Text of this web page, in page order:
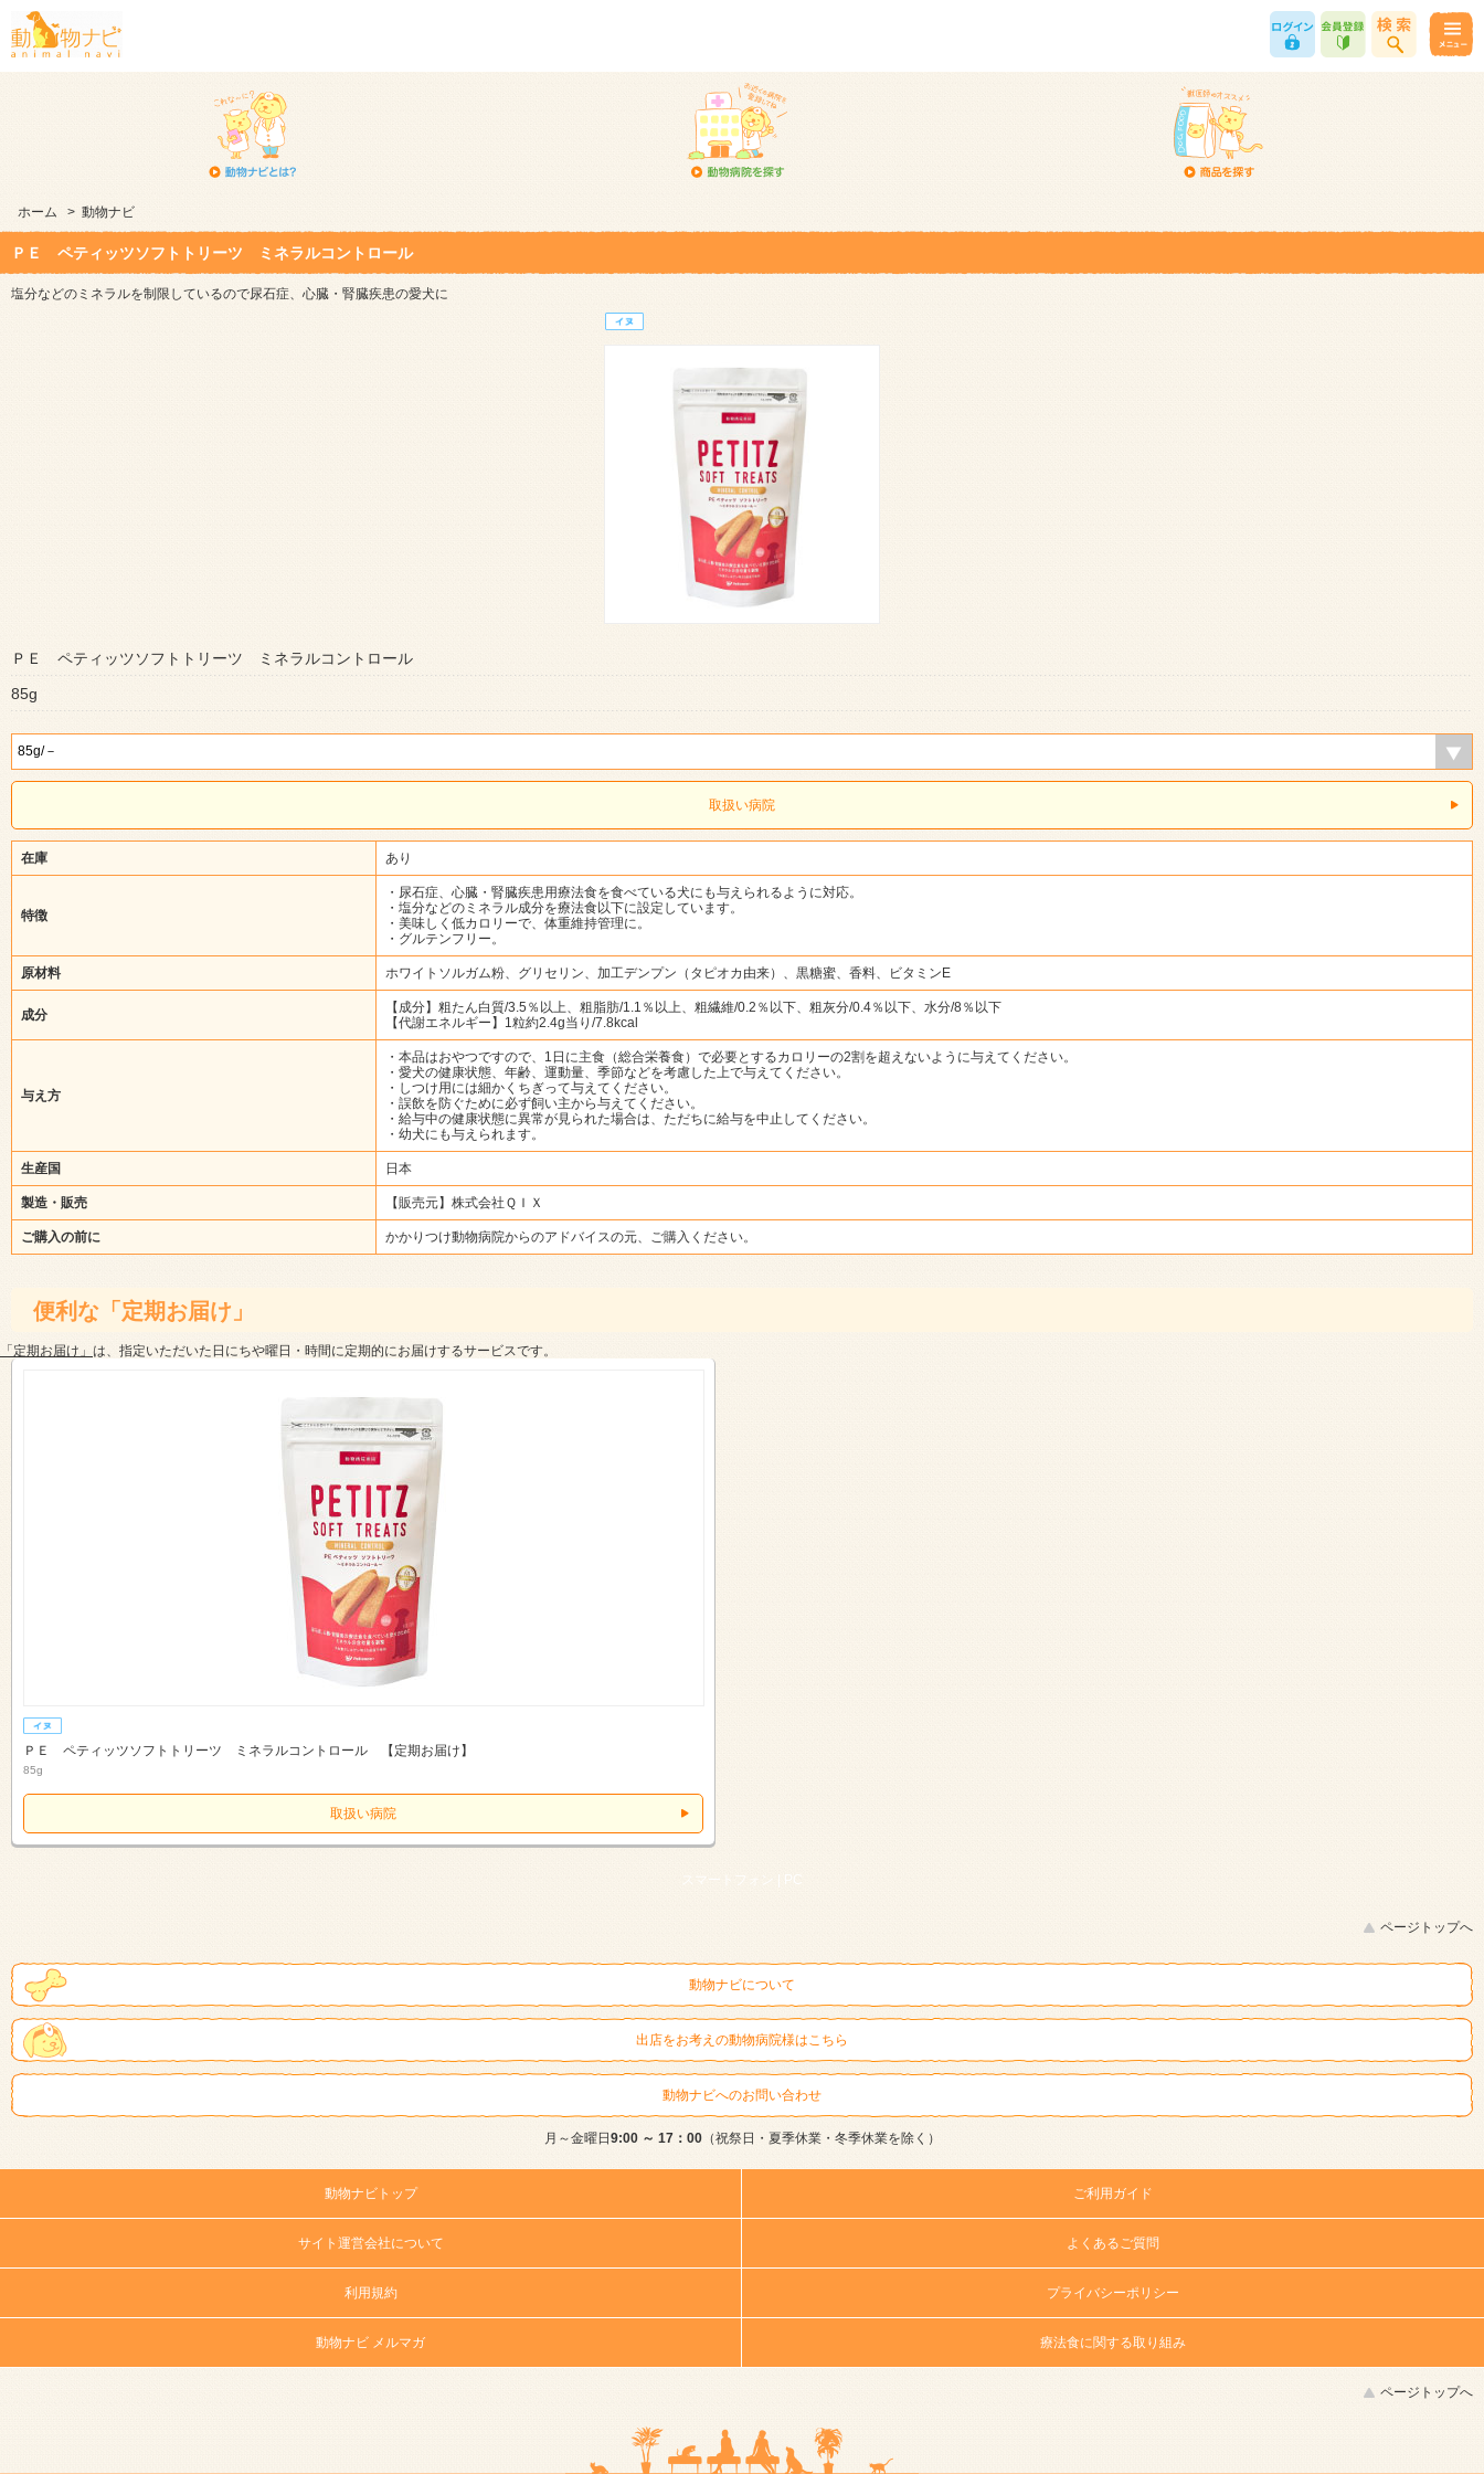
ホーム > 動物ナビ
ＰＥ ペティッツソフトトリーツ ミネラルコントロール
塩分などのミネラルを制限しているので尿石症、心臓・腎臓疾患の愛犬に
ＰＥ ペティッツソフトトリーツ ミネラルコントロール
85g
取扱い病院
在庫 あり
特徴
・尿石症、心臓・腎臓疾患用療法食を食べている犬にも与えられるように対応。
・塩分などのミネラル成分を療法食以下に設定しています。
・美味しく低カロリーで、体重維持管理に。
・グルテンフリー。
原材料 ホワイトソルガム粉、グリセリン、加工デンプン（タピオカ由来）、黒糖蜜、香料、ビタミンE
成分
【成分】粗たん白質/3.5％以上、粗脂肪/1.1％以上、粗繊維/0.2％以下、粗灰分/0.4％以下、水分/8％以下
【代謝エネルギー】1粒約2.4g当り/7.8kcal
与え方
・本品はおやつですので、1日に主食（総合栄養食）で必要とするカロリーの2割を超えないように与えてください。
・愛犬の健康状態、年齢、運動量、季節などを考慮した上で与えてください。
・しつけ用には細かくちぎって与えてください。
・誤飲を防ぐために必ず飼い主から与えてください。
・給与中の健康状態に異常が見られた場合は、ただちに給与を中止してください。
・幼犬にも与えられます。
生産国 日本
製造・販売 【販売元】株式会社ＱＩＸ
ご購入の前に かかりつけ動物病院からのアドバイスの元、ご購入ください。
便利な「定期お届け」
「定期お届け」 は、指定いただいた日にちや曜日・時間に定期的にお届けするサービスです。
ＰＥ ペティッツソフトトリーツ ミネラルコントロール 【定期お届け】
85g
取扱い病院
スマートフォン | PC
ページトップへ
動物ナビについて
出店をお考えの動物病院様はこちら
動物ナビへのお問い合わせ
月～金曜日 9:00 ～ 17：00（祝祭日・夏季休業・冬季休業を除く）
動物ナビトップ ご利用ガイド
サイト運営会社について よくあるご質問
利用規約 プライバシーポリシー
動物ナビ メルマガ 療法食に関する取り組み
ページトップへ